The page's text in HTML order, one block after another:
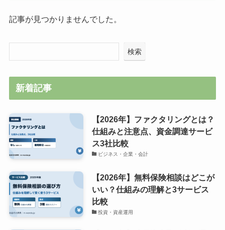
記事が見つかりませんでした。
検索
新着記事
【2026年】ファクタリングとは？
仕組みと注意点、資金調達サービ
ス3社比較
ビジネス・企業・会計
【2026年】無料保険相談はどこが
いい？仕組みの理解と3サービス
比較
投資・資産運用